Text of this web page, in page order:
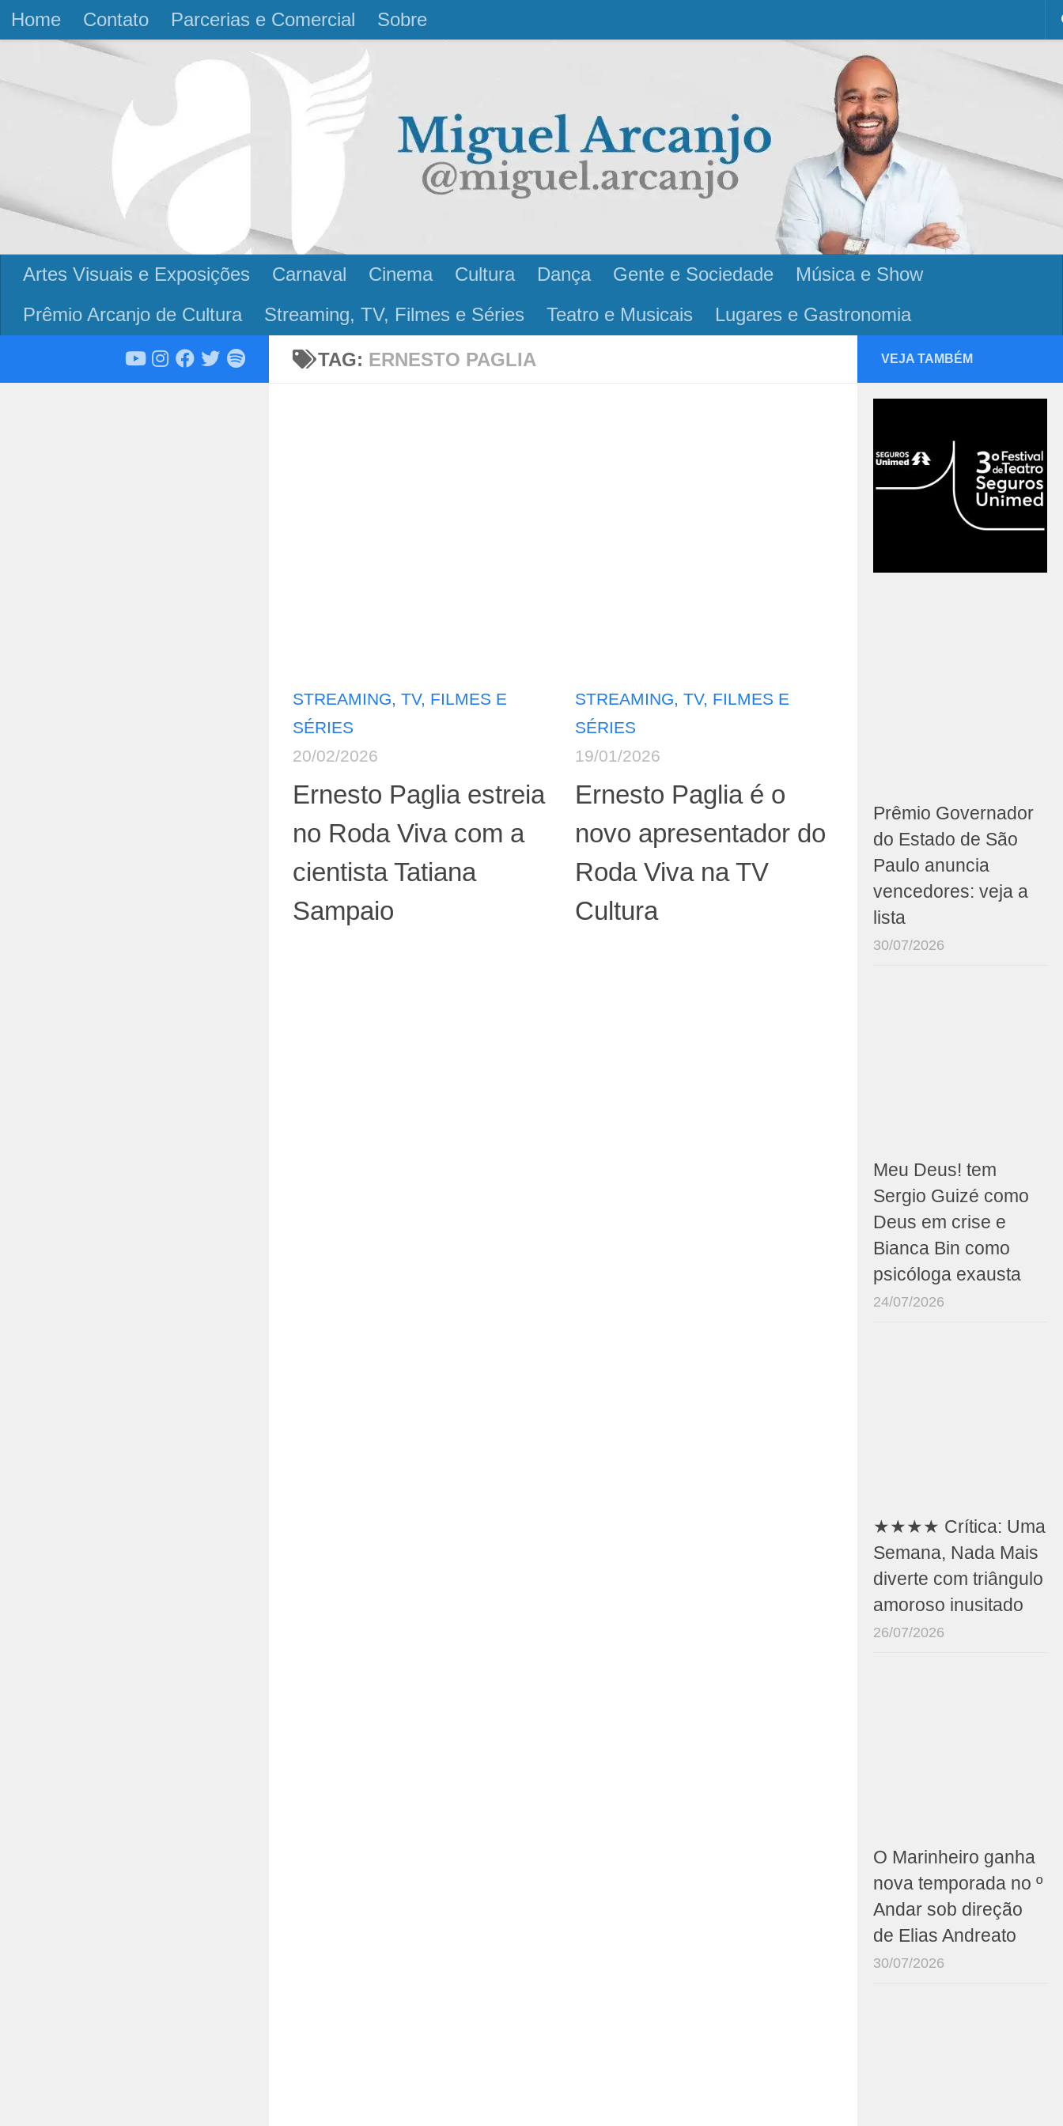
Skip to content
Home Contato Parcerias e Comercial Sobre
Artes Visuais e Exposições Carnaval Cinema Cultura Dança Gente e Sociedade
Música e Show
Prêmio Arcanjo de Cultura
Streaming, TV, Filmes e Séries Teatro e Musicais Lugares e Gastronomia
TAG: ERNESTO PAGLIA
STREAMING, TV, FILMES E
SÉRIES
20/02/2026
Ernesto Paglia estreia
no Roda Viva com a
cientista Tatiana
Sampaio
STREAMING, TV, FILMES E
SÉRIES
19/01/2026
Ernesto Paglia é o
novo apresentador do
Roda Viva na TV
Cultura
VEJA TAMBÉM
Prêmio Governador
do Estado de São
Paulo anuncia
vencedores: veja a
lista
30/07/2026
Meu Deus! tem
Sergio Guizé como
Deus em crise e
Bianca Bin como
psicóloga exausta
24/07/2026
★★★★ Crítica: Uma
Semana, Nada Mais
diverte com triângulo
amoroso inusitado
26/07/2026
O Marinheiro ganha
nova temporada no º
Andar sob direção
de Elias Andreato
30/07/2026